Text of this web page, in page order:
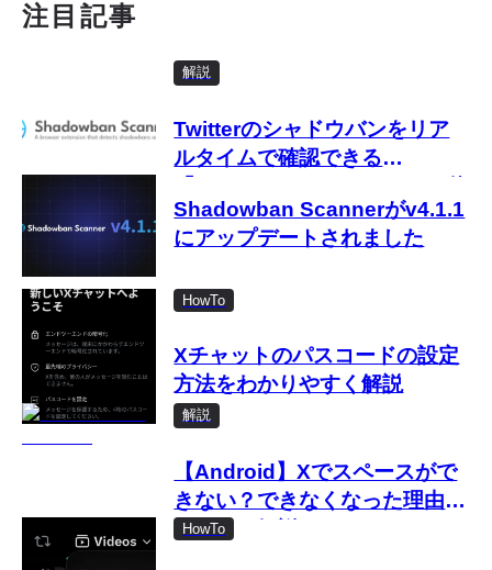
注目記事
解説
Twitterのシャドウバンをリア
ルタイムで確認できる
い方
Shadowban Scannerがv4.1.1
にアップデートされました
HowTo
Xチャットのパスコードの設定
方法をわかりやすく解説
解説
【Android】Xでスペースがで
きない？できなくなった理由と
対処法を解説
HowTo